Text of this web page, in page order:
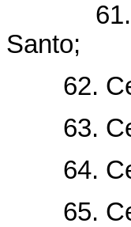
61.
Santo;
62.
63.
64.
65.